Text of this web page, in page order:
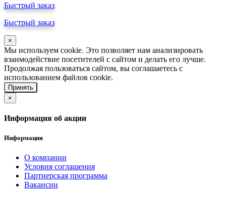
Быстрый заказ
Быстрый заказ
×
Мы используем cookie. Это позволяет нам анализировать
взаимодействие посетителей с сайтом и делать его лучше.
Продолжая пользоваться сайтом, вы соглашаетесь с
использованием файлов cookie.
Принять
×
Информация об акции
Информация
О компании
Условия соглашения
Партнерская программа
Вакансии